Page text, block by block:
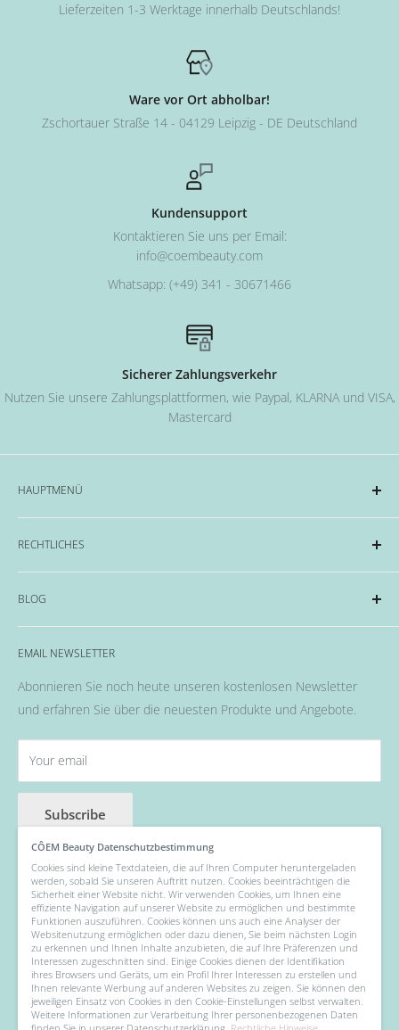
Lieferzeiten 1-3 Werktage innerhalb Deutschlands!
Ware vor Ort abholbar!
Zschortauer Straße 14 - 04129 Leipzig - DE Deutschland
Kundensupport
Kontaktieren Sie uns per Email:
info@coembeauty.com
Whatsapp: (+49) 341 - 30671466
Sicherer Zahlungsverkehr
Nutzen Sie unsere Zahlungsplattformen, wie Paypal, KLARNA und VISA,
Mastercard
HAUPTMENÜ
Acryl und Dipping-System
Hard Gel Serien
CND™
OPI
EMME Farben
Flüssigkeiten & Versiegelung
Pinsel
Nail Art
Wellness Pflege, Hand & Body Lotions
Zubehör & Hilfsmittel
Angebot der Woche
RECHTLICHES
Impressum
Datenschutzerklärung
Widerrufsrecht & Widerrufsformular
Allgemeine Geschäftsbedingungen
BLOG
Alles rund um das Thema Nägel, Nail Art und Co.
EMAIL NEWSLETTER
Abonnieren Sie noch heute unseren kostenlosen Newsletter
und erfahren Sie über die neuesten Produkte und Angebote.
Your email
Subscribe
Follow Us
We Accept
CÔEM Beauty Datenschutzbestimmung
Cookies sind kleine Textdateien, die auf Ihren Computer heruntergeladen
werden, sobald Sie unseren Auftritt nutzen. Cookies beeinträchtigen die
Sicherheit einer Website nicht. Wir verwenden Cookies, um Ihnen eine
effiziente Navigation auf unserer Website zu ermöglichen und bestimmte
Funktionen auszuführen. Cookies können uns auch eine Analyser der
Websitenutzung ermöglichen oder dazu dienen, Sie beim nächsten Login
zu erkennen und Ihnen Inhalte anzubieten, die auf Ihre Präferenzen und
Interessen zugeschnitten sind. Einige Cookies dienen der Identifikation
ihres Browsers und Geräts, um ein Profil Ihrer Interessen zu erstellen und
Ihnen relevante Werbung auf anderen Websites zu zeigen. Sie können den
jeweiligen Einsatz von Cookies in den Cookie-Einstellungen selbst verwalten.
Weitere Informationen zur Verarbeitung Ihrer personenbezogenen Daten